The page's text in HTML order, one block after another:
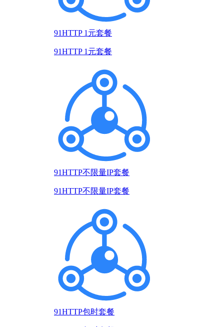
91HTTP 1元套餐
91HTTP 1元套餐
91HTTP不限量IP套餐
91HTTP不限量IP套餐
91HTTP包时套餐